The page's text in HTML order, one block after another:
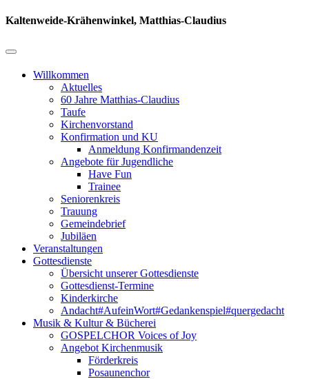
Kaltenweide-Krähenwinkel, Matthias-Claudius
Willkommen
Aktuelles
60 Jahre Matthias-Claudius
Taufe
Kirchenvorstand
Konfirmation und KU
Anmeldung Konfirmandenzeit
Angebote für Jugendliche
Have Fun
Trainee
Seniorenkreis
Trauung
Gemeindebrief
Jubiläen
Veranstaltungen
Gottesdienste
Übersicht unserer Gottesdienste
Gottesdienst-Termine
Kinderkirche
Andacht#AufeinWort#Gedankenspiel#quergedacht
Musik & Kultur & Bücherei
GOSPELCHOR Voices of Joy
Angebot Kirchenmusik
Förderkreis
Posaunenchor